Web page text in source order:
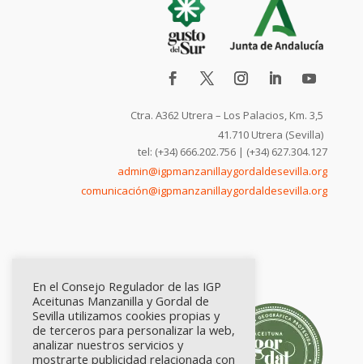
Ctra. A362 Utrera – Los Palacios, Km. 3,5
41.710 Utrera (Sevilla)
tel: (+34) 666.202.756 | (+34) 627.304.127
admin@igpmanzanillaygordaldesevilla.org
comunicación@igpmanzanillaygordaldesevilla.org
En el Consejo Regulador de las IGP
Aceitunas Manzanilla y Gordal de
Sevilla utilizamos cookies propias y
de terceros para personalizar la web,
analizar nuestros servicios y
mostrarte publicidad relacionada con